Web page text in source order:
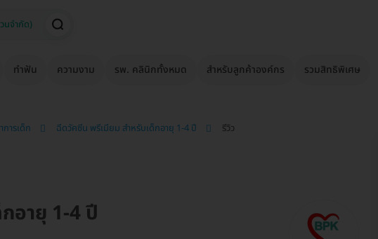
ทำฟัน ความงาม รพ. คลินิกทั้งหมด สำหรับลูกค้าองค์กร รวมสิทธิพิเศษ
ารเด็ก ฉีดวัคซีน พรีเมียม สำหรับเด็กอายุ 1-4 ปี รีวิว
อายุ 1-4 ปี